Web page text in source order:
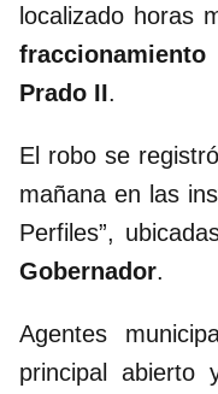
localizado horas
Prado II.
El robo se
mañana en las
Perfiles”,
Gobernador.
Agentes
principal abierto